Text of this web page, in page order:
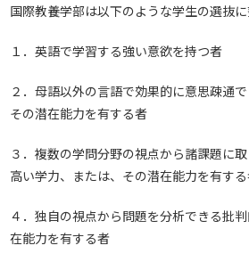
国際教養学部は以下のような学生の選抜に
１．英語で学習する強い意欲を持つ者
２．母語以外の言語で効果的に意思疎通で
その潜在能力を有する者
３．複数の学問分野の視点から諸課題に
高い学力、または、その潜在能力を有す
４．独自の視点から問題を分析できる批
在能力を有する者